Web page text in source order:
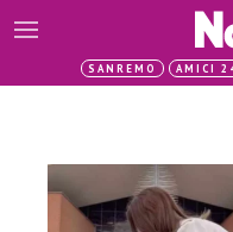
SANREMO AMICI